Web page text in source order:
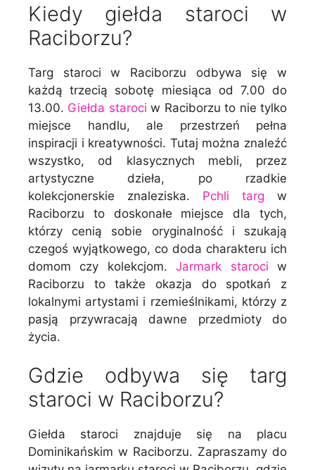
Kiedy giełda staroci w
Raciborzu?
Targ staroci w Raciborzu odbywa się w
każdą trzecią sobotę miesiąca od 7.00 do
13.00. Giełda staroci w Raciborzu to nie tylko
miejsce handlu, ale przestrzeń pełna
inspiracji i kreatywności. Tutaj można znaleźć
wszystko, od klasycznych mebli, przez
artystyczne dzieła, po rzadkie
kolekcjonerskie znaleziska. Pchli targ w
Raciborzu to doskonałe miejsce dla tych,
którzy cenią sobie oryginalność i szukają
czegoś wyjątkowego, co doda charakteru ich
domom czy kolekcjom.Jarmark staroci w
Raciborzu to także okazja do spotkań z
lokalnymi artystami i rzemieślnikami, którzy z
pasją przywracają dawne przedmioty do
życia.
Gdzie odbywa się targ
staroci w Raciborzu?
Giełda staroci znajduje się na placu
Dominikańskim w Raciborzu. Zapraszamy do